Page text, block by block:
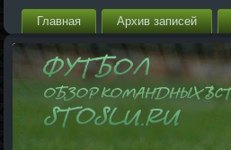
Главная Архив запи­сей